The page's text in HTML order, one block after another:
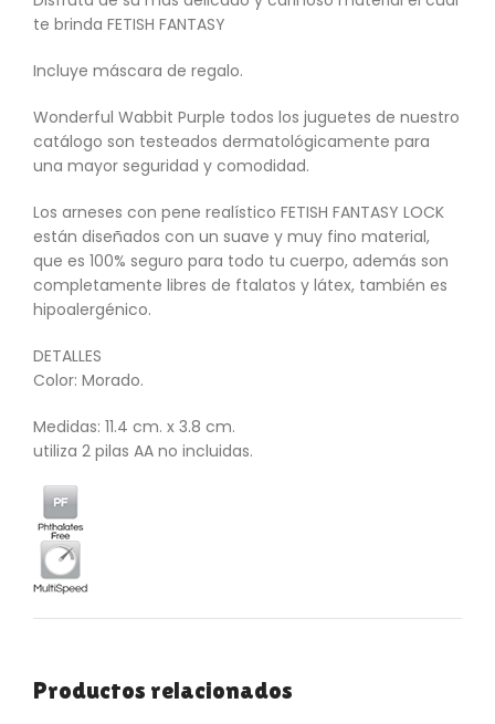
te brinda FETISH FANTASY
Incluye máscara de regalo.
Wonderful Wabbit Purple todos los juguetes de nuestro
catálogo son testeados dermatológicamente para
una mayor seguridad y comodidad.
Los arneses con pene realístico FETISH FANTASY LOCK
están diseñados con un suave y muy fino material,
que es 100% seguro para todo tu cuerpo, además son
completamente libres de ftalatos y látex, también es
hipoalergénico.
DETALLES
Color: Morado.
Medidas: 11.4 cm. x 3.8 cm.
utiliza 2 pilas AA no incluidas.
Productos relacionados